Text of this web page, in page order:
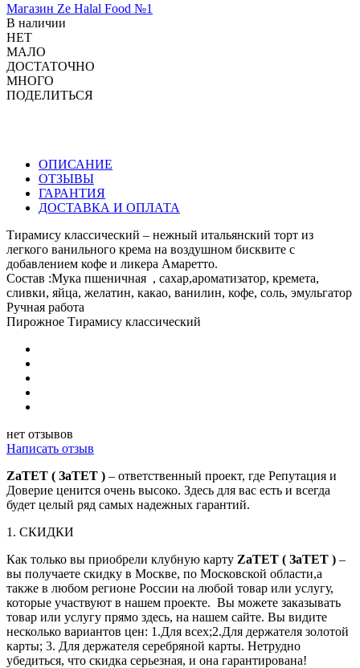
Магазин Ze Halal Food №1
В наличии
НЕТ
МАЛО
ДОСТАТОЧНО
МНОГО
ПОДЕЛИТЬСЯ
ОПИСАНИЕ
ОТЗЫВЫ
ГАРАНТИЯ
ДОСТАВКА И ОПЛАТА
Тирамису классический – нежный итальянский торт из
легкого ванильного крема на воздушном бисквите с
добавлением кофе и ликера Амаретто.
Состав :Мука пшеничная , сахар,ароматизатор, кремета,
сливки, яйца, желатин, какао, ванилин, кофе, соль, эмульгатор
Ручная работа
Пирожное Тирамису классический
нет отзывов
Написать отзыв
ZaTET ( ЗаТЕТ ) – ответственный проект, где Репутация и
Доверие ценится очень высоко. Здесь для вас есть и всегда
будет целый ряд самых надежных гарантий.
1. СКИДКИ
Как только вы приобрели клубную карту ZaTET ( ЗаТЕТ ) –
вы получаете скидку в Москве, по Московской области,а
также в любом регионе России на любой товар или услугу,
которые участвуют в нашем проекте. Вы можете заказывать
товар или услугу прямо здесь, на нашем сайте. Вы видите
несколько вариантов цен: 1.Для всех;2.Для держателя золотой
карты; 3. Для держателя серебряной карты. Нетрудно
убедиться, что скидка серьезная, и она гарантирована!